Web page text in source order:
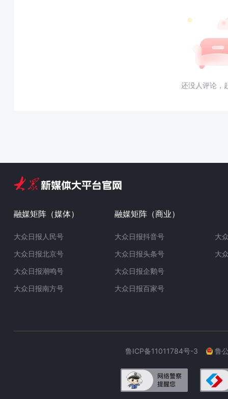
还没人评论，
融媒矩阵（媒体）
大众日报人民号
大众日报北京号
大众日报潮鸣号
大众日报南方号
融媒矩阵（商业）
大众日报抖音号
大众日报头条号
大众日报企鹅号
大众日报百家号
大
大
鲁ICP备11011784号-3 鲁